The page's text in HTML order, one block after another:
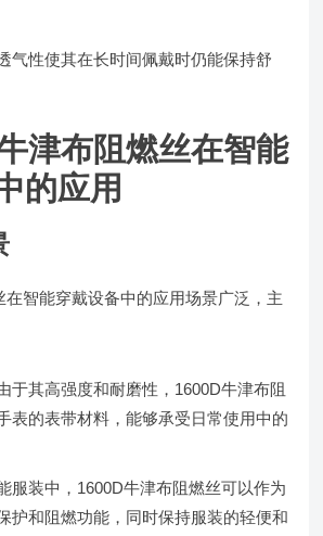
气性使其在长时间佩戴时仍能保持舒
津布阻燃丝在智能
的应用
在智能穿戴设备中的应用场景广泛，主
于其高强度和耐磨性，1600D牛津布阻
表的表带材料，能够承受日常使用中的
服装中，1600D牛津布阻燃丝可以作为
护和阻燃功能，同时保持服装的轻便和